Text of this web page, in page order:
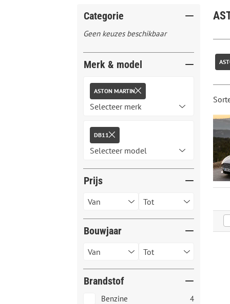
Categorie
Geen keuzes beschikbaar
Merk & model
ASTON MARTIN
DB11
Prijs
Bouwjaar
Brandstof
Benzine 4